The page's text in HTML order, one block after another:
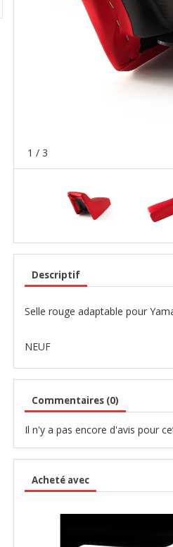
1 / 3
Descriptif
Selle rouge adaptable pour
NEUF
Commentaires (0)
Il n'y a pas encore d'avis pour
Acheté avec